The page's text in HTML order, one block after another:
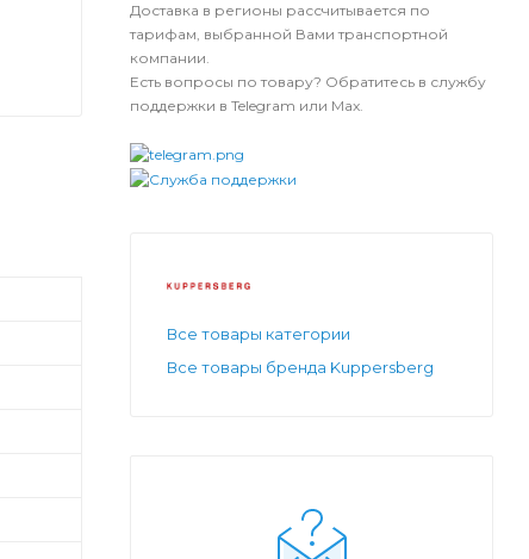
Доставка в регионы рассчитывается по
тарифам, выбранной Вами транспортной
компании.
Есть вопросы по товару? Обратитесь в службу
поддержки в Telegram или Max.
Все товары категории
Все товары бренда Kuppersberg